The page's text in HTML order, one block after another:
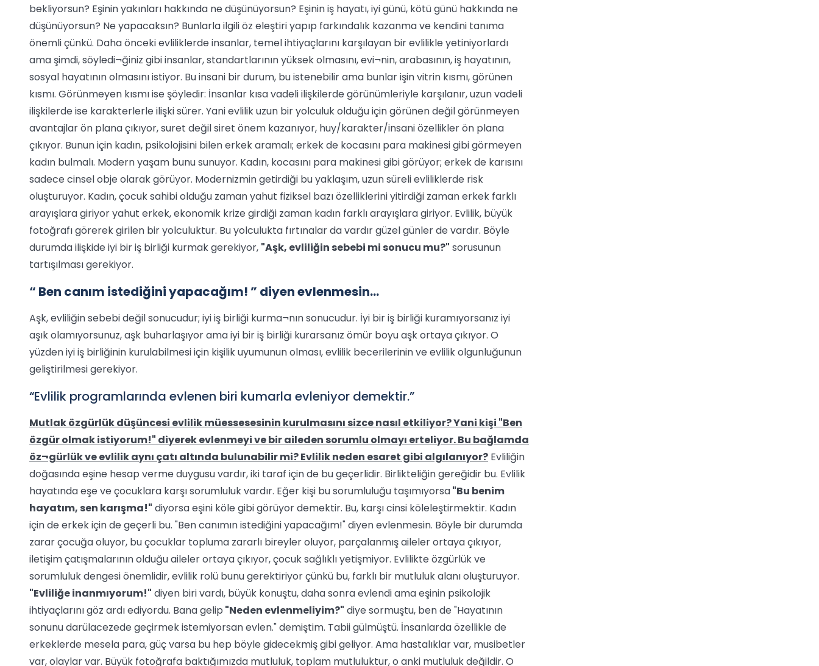
bekliyorsun? Eşinin yakınları hakkında ne düşünüyorsun? Eşinin iş hayatı, iyi günü, kötü günü hakkında ne
düşünüyorsun? Ne yapacaksın? Bunlarla ilgili öz eleştiri yapıp farkındalık kazanma ve kendini tanıma
önemli çünkü. Daha önceki evliliklerde insanlar, temel ihtiyaçlarını karşılayan bir evlilikle yetiniyorlardı
ama şimdi, söyledi¬ğiniz gibi insanlar, standartlarının yüksek olmasını, evi¬nin, arabasının, iş hayatının,
sosyal hayatının olmasını istiyor. Bu insani bir durum, bu istenebilir ama bunlar işin vitrin kısmı, görünen
kısmı. Görünmeyen kısmı ise şöyledir: İnsanlar kısa vadeli ilişkilerde görünümleriyle karşılanır, uzun vadeli
ilişkilerde ise karakterlerle ilişki sürer. Yani evlilik uzun bir yolculuk olduğu için görünen değil görünmeyen
avantajlar ön plana çıkıyor, suret değil siret önem kazanıyor, huy/karakter/insani özellikler ön plana
çıkıyor. Bunun için kadın, psikolojisini bilen erkek aramalı; erkek de kocasını para makinesi gibi görmeyen
kadın bulmalı. Modern yaşam bunu sunuyor. Kadın, kocasını para makinesi gibi görüyor; erkek de karısını
sadece cinsel obje olarak görüyor. Modernizmin getirdiği bu yaklaşım, uzun süreli evliliklerde risk
oluşturuyor. Kadın, çocuk sahibi olduğu zaman yahut fiziksel bazı özelliklerini yitirdiği zaman erkek farklı
arayışlara giriyor yahut erkek, ekonomik krize girdiği zaman kadın farklı arayışlara giriyor. Evlilik, büyük
fotoğrafı görerek girilen bir yolculuktur. Bu yolculukta fırtınalar da vardır güzel günler de vardır. Böyle
durumda ilişkide iyi bir iş birliği kurmak gerekiyor, "Aşk, evliliğin sebebi mi sonucu mu?" sorusunun
tartışılması gerekiyor.
“ Ben canım istediğini yapacağım! ” diyen evlenmesin…
Aşk, evliliğin sebebi değil sonucudur; iyi iş birliği kurma¬nın sonucudur. İyi bir iş birliği kuramıyorsanız iyi
aşık olamıyorsunuz, aşk buharlaşıyor ama iyi bir iş birliği kurarsanız ömür boyu aşk ortaya çıkıyor. O
yüzden iyi iş birliğinin kurulabilmesi için kişilik uyumunun olması, evlilik becerilerinin ve evlilik olgunluğunun
geliştirilmesi gerekiyor.
“Evlilik programlarında evlenen biri kumarla evleniyor demektir.”
Mutlak özgürlük düşüncesi evlilik müessesesinin kurulmasını sizce nasıl etkiliyor? Yani kişi "Ben
özgür olmak istiyorum!" diyerek evlenmeyi ve bir aileden sorumlu olmayı erteliyor. Bu bağlamda
öz¬gürlük ve evlilik aynı çatı altında bulunabilir mi? Evlilik neden esaret gibi algılanıyor? Evliliğin
doğasında eşine hesap verme duygusu vardır, iki taraf için de bu geçerlidir. Birlikteliğin gereğidir bu. Evlilik
hayatında eşe ve çocuklara karşı sorumluluk vardır. Eğer kişi bu sorumluluğu taşımıyorsa"Bu benim
hayatım, sen karışma!" diyorsa eşini köle gibi görüyor demektir. Bu, karşı cinsi köleleştirmektir. Kadın
için de erkek için de geçerli bu. "Ben canımın istediğini yapacağım!" diyen evlenmesin. Böyle bir durumda
zarar çocuğa oluyor, bu çocuklar topluma zararlı bireyler oluyor, parçalanmış aileler ortaya çıkıyor,
iletişim çatışmalarının olduğu aileler ortaya çıkıyor, çocuk sağlıklı yetişmiyor. Evlilikte özgürlük ve
sorumluluk dengesi önemlidir, evlilik rolü bunu gerektiriyor çünkü bu, farklı bir mutluluk alanı oluşturuyor.
"Evliliğe inanmıyorum!" diyen biri vardı, büyük konuştu, daha sonra evlendi ama eşinin psikolojik
ihtiyaçlarını göz ardı ediyordu. Bana gelip "Neden evlenmeliyim?" diye sormuştu, ben de "Hayatının
sonunu darülacezede geçirmek istemiyorsan evlen." demiştim. Tabii gülmüştü. İnsanlarda özellikle de
erkeklerde mesela para, güç varsa bu hep böyle gidecekmiş gibi geliyor. Ama hastalıklar var, musibetler
var, olaylar var. Büyük fotoğrafa baktığımızda mutluluk, toplam mutluluktur, o anki mutluluk değildir. O